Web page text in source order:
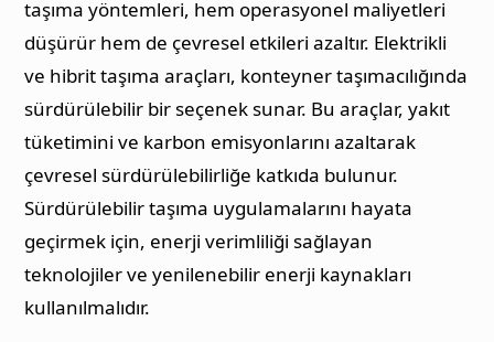
taşıma yöntemleri, hem operasyonel maliyetleri
düşürür hem de çevresel etkileri azaltır. Elektrikli
ve hibrit taşıma araçları, konteyner taşımacılığında
sürdürülebilir bir seçenek sunar. Bu araçlar, yakıt
tüketimini ve karbon emisyonlarını azaltarak
çevresel sürdürülebilirliğe katkıda bulunur.
Sürdürülebilir taşıma uygulamalarını hayata
geçirmek için, enerji verimliliği sağlayan
teknolojiler ve yenilenebilir enerji kaynakları
kullanılmalıdır.